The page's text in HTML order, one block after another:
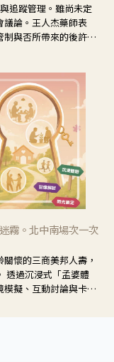
追蹤管理。雖尚未定
議論。王人杰藥師表
與否所帶來的後許影
霧。北中南場次一次
懷的三商美邦人壽，
擬、互動討論與卡牌